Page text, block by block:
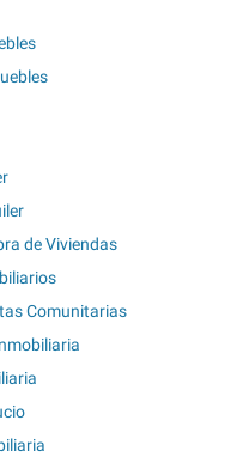
de Viviendas
Comunitarias